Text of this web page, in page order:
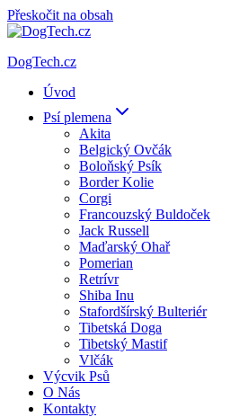
Přeskočit na obsah
DogTech.cz
Úvod
Psí plemena
Akita
Belgický Ovčák
Boloňský Psík
Border Kolie
Corgi
Francouzský Buldoček
Jack Russell
Maďarský Ohař
Pomerian
Retrívr
Shiba Inu
Stafordšírský Bulteriér
Tibetská Doga
Tibetský Mastif
Vlčák
Výcvik Psů
O Nás
Kontakty